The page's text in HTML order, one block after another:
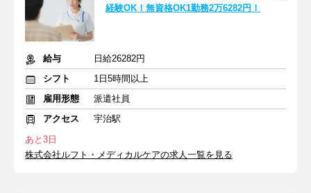
経験OK！無資格OK1勤務2万6282円！
給与
日給26282円
シフト
1日5時間以上
雇用形態
派遣社員
アクセス
宇治駅
あと3日
株式会社ルフト・メディカルケアの求人一覧を見る